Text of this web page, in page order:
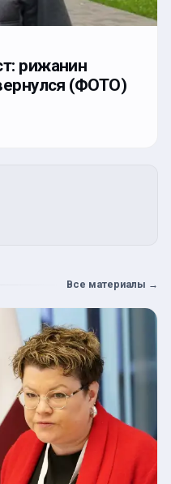
рижанин
(ФОТО)
Все материалы →